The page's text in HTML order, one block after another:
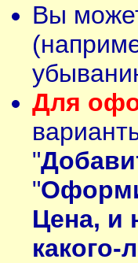
Вы
Для
"
"
Цена, и